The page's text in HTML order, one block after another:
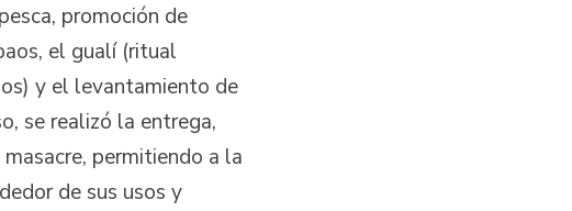
promoción de
el gualí (ritual
y el levantamiento de
se realizó la entrega,
permitiendo a la
de sus usos y